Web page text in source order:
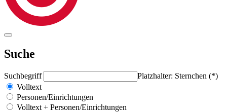
Suche
Suchbegriff
Platzhalter: Sternchen (*)
Volltext
Personen/Einrichtungen
Volltext + Personen/Einrichtungen